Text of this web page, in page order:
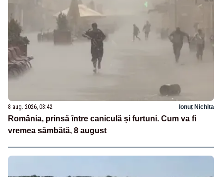
8 aug. 2026, 08:42 Ionuț Nichita
România, prinsă între caniculă și furtuni. Cum va fi
vremea sâmbătă, 8 august